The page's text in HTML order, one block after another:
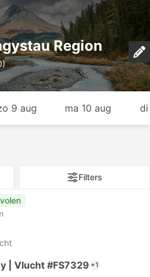
Region
9 aug ma 10 aug di
Filters
| Vlucht #FS7329 +1